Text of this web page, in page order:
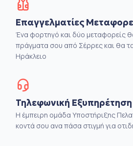
Επαγγελματίες
Ένα φορτηγό και δύο μεταφορείς
πράγματα σου από Σέρρες και θα
Ηράκλειο
Τηλεφωνική Εξυπηρέτηση
Η έμπειρη ομάδα Υποστήριξης
κοντά σου ανα πάσα στιγμή για